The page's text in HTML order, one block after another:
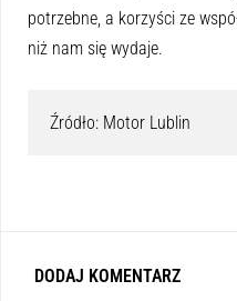
potrzebne, a korzyści ze
niż nam się wydaje.
Źródło: Motor Lublin
DODAJ KOMENTARZ